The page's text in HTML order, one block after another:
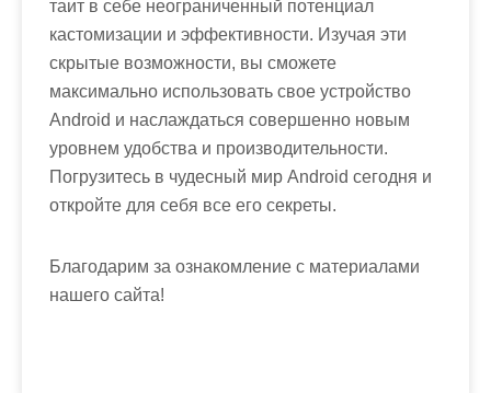
таит в себе неограниченный потенциал
кастомизации и эффективности. Изучая эти
скрытые возможности, вы сможете
максимально использовать свое устройство
Android и наслаждаться совершенно новым
уровнем удобства и производительности.
Погрузитесь в чудесный мир Android сегодня и
откройте для себя все его секреты.
Благодарим за ознакомление с материалами
нашего сайта!